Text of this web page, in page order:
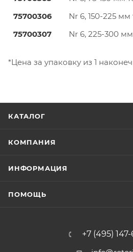
75700306
Nr 6, 150-225
75700307
Nr 6, 225-300
*Цена за упаковку из 1
КАТАЛОГ
КОМПАНИЯ
ИНФОРМАЦИЯ
ПОМОЩЬ
+7 (495)